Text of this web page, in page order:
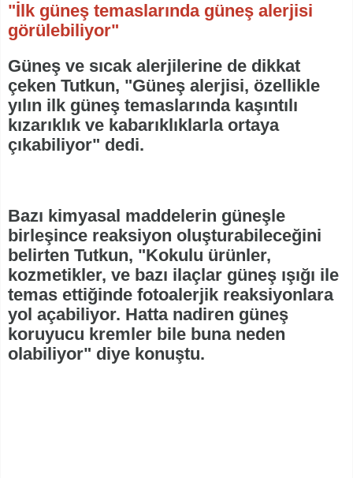
"İlk güneş temaslarında güneş alerjisi
görülebiliyor"
Güneş ve sıcak alerjilerine de dikkat
çeken Tutkun, "Güneş alerjisi, özellikle
yılın ilk güneş temaslarında kaşıntılı
kızarıklık ve kabarıklıklarla ortaya
çıkabiliyor" dedi.
Bazı kimyasal maddelerin güneşle
birleşince reaksiyon oluşturabileceğini
belirten Tutkun, "Kokulu ürünler,
kozmetikler, ve bazı ilaçlar güneş ışığı ile
temas ettiğinde fotoalerjik reaksiyonlara
yol açabiliyor. Hatta nadiren güneş
koruyucu kremler bile buna neden
olabiliyor" diye konuştu.